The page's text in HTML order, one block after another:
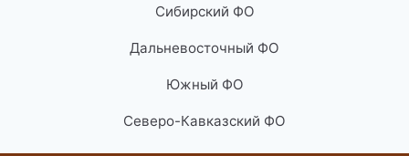
Сибирский ФО
Дальневосточный ФО
Южный ФО
Северо-Кавказский ФО